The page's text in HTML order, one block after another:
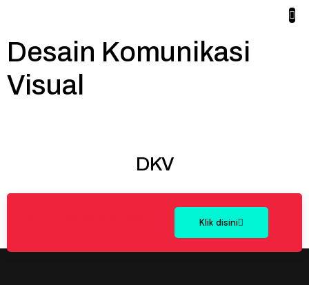
Desain Komunikasi
Visual
DKV
Klik disini